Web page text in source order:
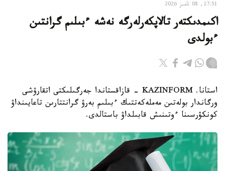
17:51, 08 تامىز 2026
اكىمدىكتەر تالاپكەرلەرگە نەشە ءبىلىم گرانتىن
ءبولدى
استانا. KAZINFORM - قازاقستاندا جەرگىلىكتى اتقارۋشى
ورگاندار بولەتىن مەملەكەتتىك ءبىلىم بەرۋ گرانتتارىن تاعايىنداۋ
كونكۋرسىنا ءوتىنىش قابىلداۋ باستالدى.